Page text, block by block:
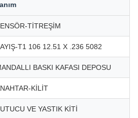
TİTREŞİM
T1 106 12.51 X .236 5082
BASKI KAFASI DEPOSU
KİLİT
VE YASTIK KİTİ